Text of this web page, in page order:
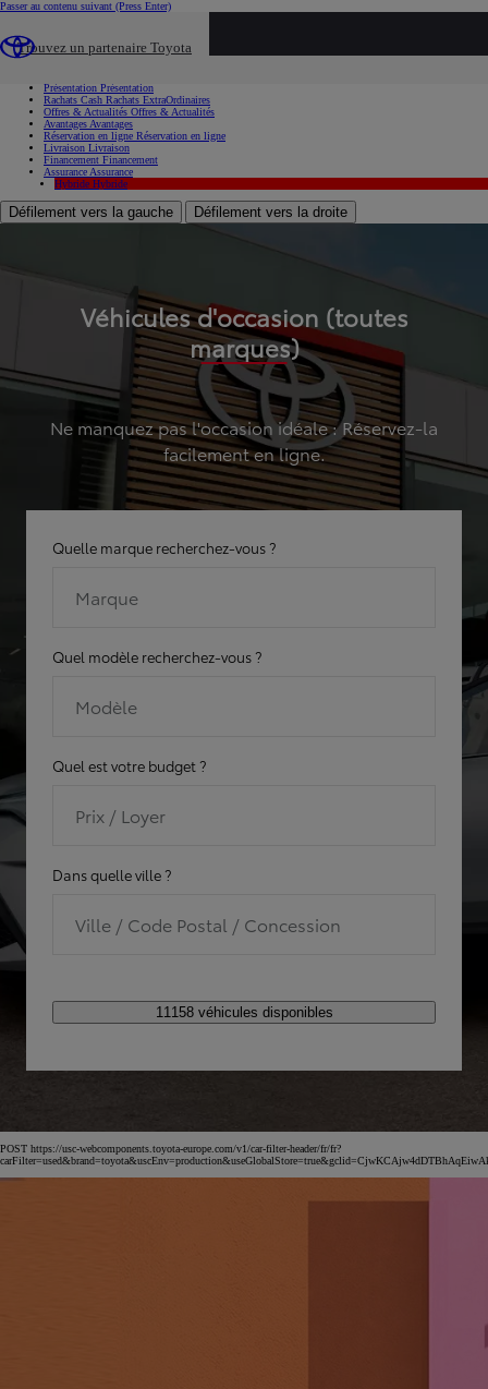
Passer au contenu suivant (Press Enter)
Trouvez un partenaire Toyota
Présentation Présentation
Rachats Cash Rachats ExtraOrdinaires
Offres & Actualités Offres & Actualités
Avantages Avantages
Réservation en ligne Réservation en ligne
Livraison Livraison
Financement Financement
Assurance Assurance
Hybride Hybride
Défilement vers la gauche Défilement vers la droite
Véhicules d'occasion (toutes
marques)
Ne manquez pas l'occasion idéale : Réservez-la
facilement en ligne.
Quelle marque recherchez-vous ?
Marque
Quel modèle recherchez-vous ?
Modèle
Quel est votre budget ?
Prix / Loyer
Dans quelle ville ?
Ville / Code Postal / Concession
11158 véhicules disponibles
POST https://usc-webcomponents.toyota-europe.com/v1/car-filter-header/fr/fr?